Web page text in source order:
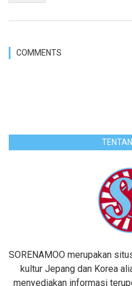
COMMENTS
SORENAMOO merupakan
kultur Jepang dan Korea
menyediakan informasi